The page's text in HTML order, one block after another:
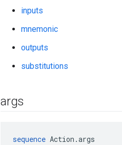
inputs
mnemonic
outputs
substitutions
args
sequence Action.args